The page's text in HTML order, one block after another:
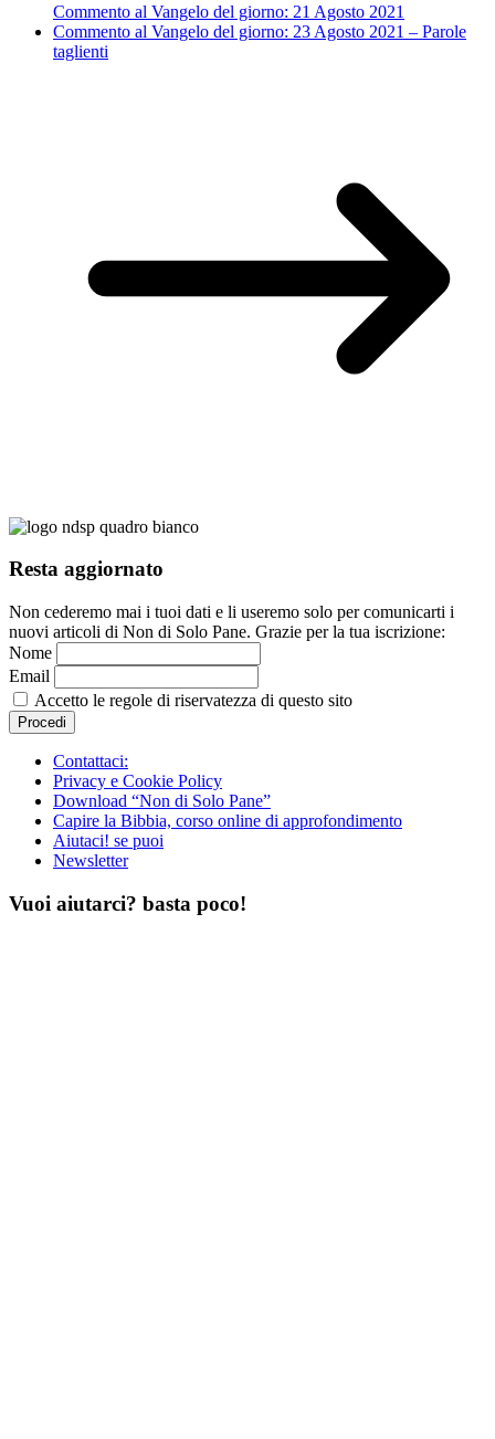
Commento al Vangelo del giorno: 21 Agosto 2021
Commento al Vangelo del giorno: 23 Agosto 2021 – Parole
taglienti
Resta aggiornato
Non cederemo mai i tuoi dati e li useremo solo per comunicarti i
nuovi articoli di Non di Solo Pane. Grazie per la tua iscrizione:
Nome
Email
Accetto le regole di riservatezza di questo sito
Contattaci:
Privacy e Cookie Policy
Download “Non di Solo Pane”
Capire la Bibbia, corso online di approfondimento
Aiutaci! se puoi
Newsletter
Vuoi aiutarci? basta poco!